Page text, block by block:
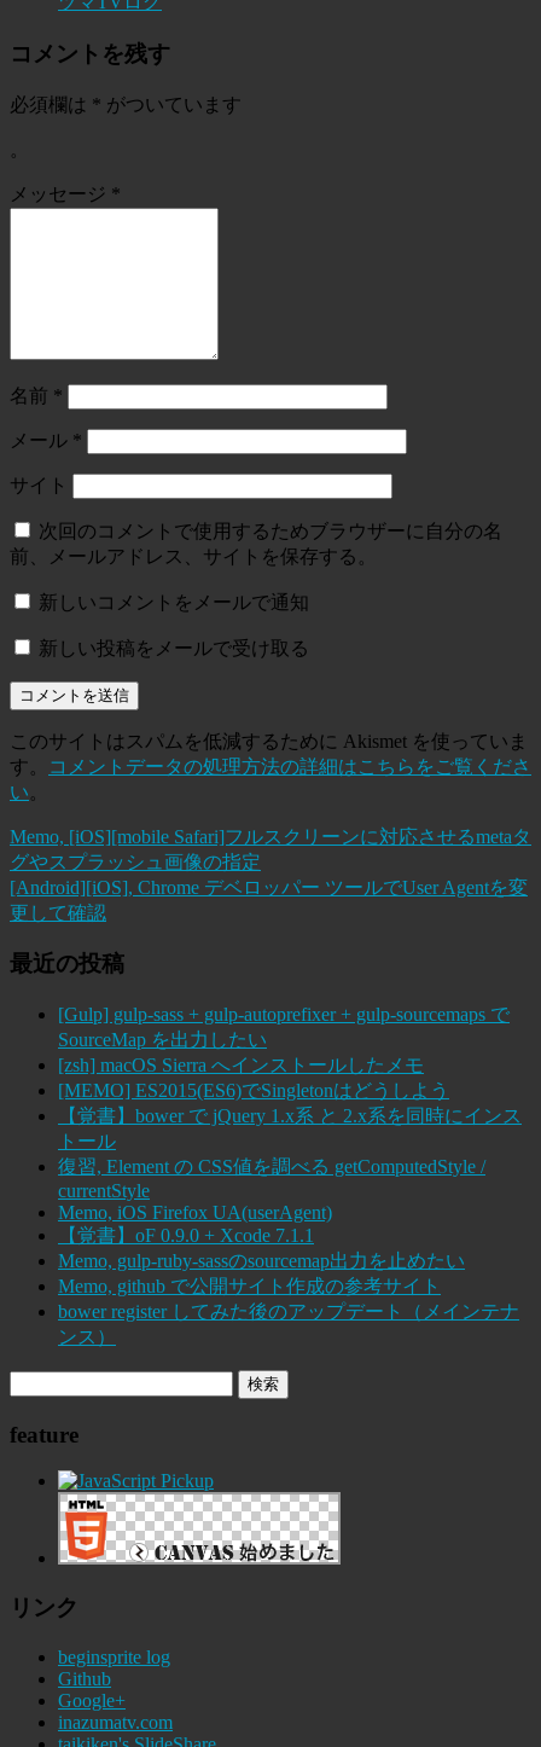
コメントを残す
必須欄は * がついています
。
メッセージ *
名前 *
メール *
サイト
次回のコメントで使用するためブラウザーに自分の名
前、メールアドレス、サイトを保存する。
新しいコメントをメールで通知
新しい投稿をメールで受け取る
このサイトはスパムを低減するために Akismet を使っていま
す。
コメントデータの処理方法の詳細はこちらをご覧くださ
い。
Memo, [iOS][mobile Safari]フルスクリーンに対応させるmetaタ
グやスプラッシュ画像の指定
[Android][iOS], Chrome デベロッパー ツールでUser Agentを変
更して確認
最近の投稿
[Gulp] gulp-sass + gulp-autoprefixer + gulp-sourcemaps で
SourceMap を出力したい
[zsh] macOS Sierra へインストールしたメモ
[MEMO] ES2015(ES6)でSingletonはどうしよう
【覚書】bower で jQuery 1.x系 と 2.x系を同時にインス
トール
復習, Element の CSS値を調べる getComputedStyle /
currentStyle
Memo, iOS Firefox UA(userAgent)
【覚書】oF 0.9.0 + Xcode 7.1.1
Memo, gulp-ruby-sassのsourcemap出力を止めたい
Memo, github で公開サイト作成の参考サイト
bower register してみた後のアップデート（メインテナ
ンス）
feature
リンク
beginsprite log
Github
Google+
inazumatv.com